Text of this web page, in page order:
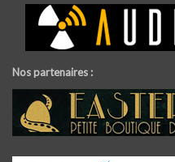
Nos partenaires :